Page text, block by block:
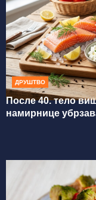
ДРУШТВО
После 40. тело
намирнице